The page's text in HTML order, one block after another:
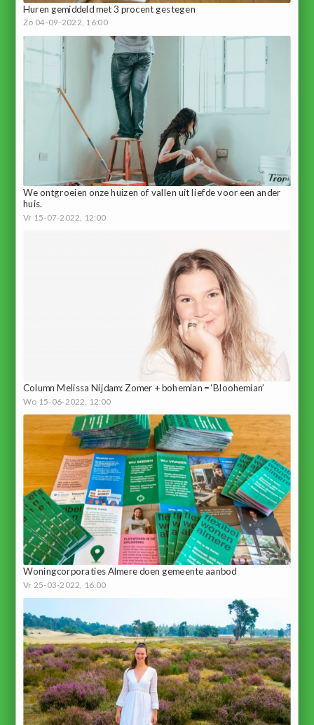
Huren gemiddeld met 3 procent gestegen
Zo 04-09-2022, 16:00
We ontgroeien onze huizen of vallen uit liefde voor een ander
huis.
Vr 15-07-2022, 12:00
Column Melissa Nijdam: Zomer + bohemian = ‘Bloohemian’
Wo 15-06-2022, 12:00
Woningcorporaties Almere doen gemeente aanbod
Vr 25-03-2022, 16:00